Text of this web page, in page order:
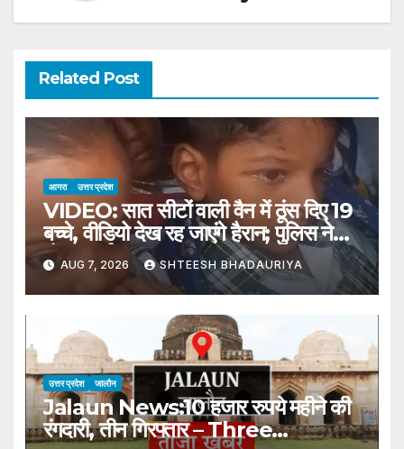
Related Post
आगरा उत्तर प्रदेश
VIDEO: सात सीटों वाली वैन में ठूंस दिए 19
बच्चे, वीडियो देख रह जाएंगे हैरान; पुलिस ने
ठोंका जुर्माना
AUG 7, 2026 SHTEESH BHADAURIYA
उत्तर प्रदेश जालौन
Jalaun News:10 हजार रुपये महीने की
रंगदारी, तीन गिरफ्तार – Three